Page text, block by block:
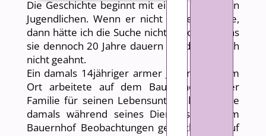
Die Geschichte beginnt mit einem deutschen
Jugendlichen. Wenn er nicht gewesen wäre,
dann hätte ich die Suche nicht begonnen. Das
sie dennoch 20 Jahre dauern würde habe ich
nicht geahnt.
Ein damals 14jähriger armer Jugendlicher im
Ort arbeitete auf dem Bauernhof meiner
Familie für seinen Lebensunterhalt. Er hatte
damals während seines Dienstes auf dem
Bauernhof Beobachtungen gemacht, die auf